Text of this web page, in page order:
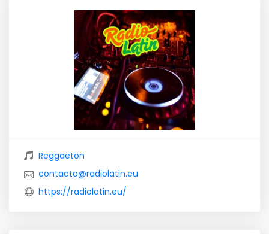
Reggaeton
contacto@radiolatin.eu
https://radiolatin.eu/